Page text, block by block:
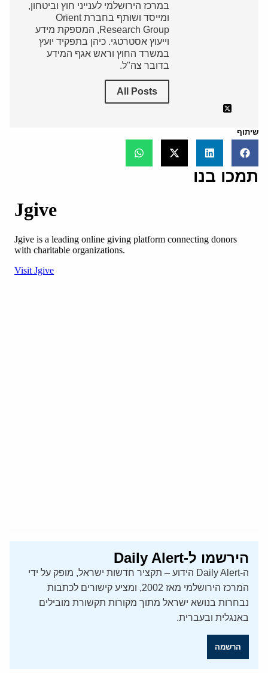
במרכז הירושלמי לענייני חוץ וביטחון,
ומייסד ושותף בחברת Orient
Research Group, המספקת מידע
וייעוץ אסטרטגי. כיהן בתפקיד יועץ
במשרד החוץ וראש אגף המידע
בדובר צה"ל.
All Posts
שיתוף
תמכו בנו
הירשמו ל-Daily Alert
ה-Daily Alert הידוע – תקציר חדשות ישראל, מופק על ידי
המרכז הירושלמי מאז 2002, ומציע קישורים לכתבות
נבחרות בנושא ישראל מתוך מקורות תקשורת מובילים
באנגלית ובעברית.
הרשמה